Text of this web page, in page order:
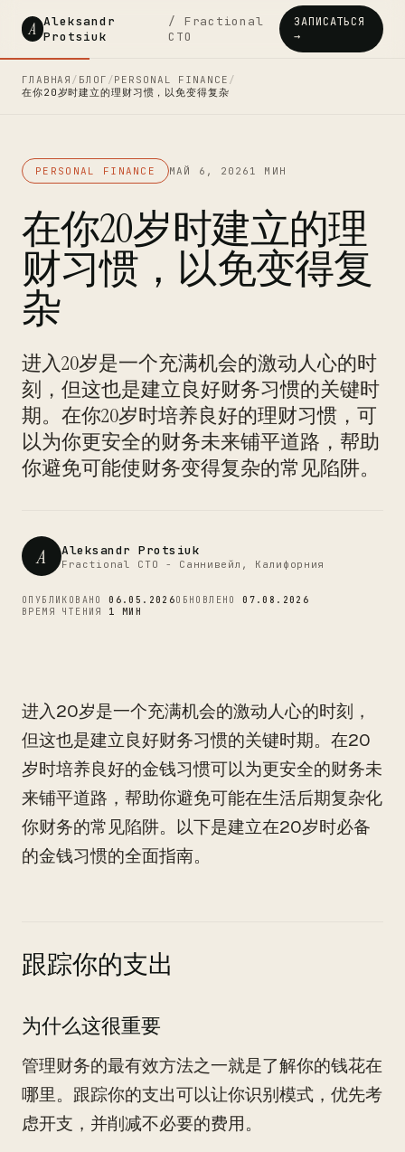
A Aleksandr
Protsiuk
/ Fractional
CTO
ЗАПИСАТЬСЯ
→
ГЛАВНАЯ / БЛОГ /PERSONAL FINANCE /
在你20岁时建立的理财习惯，以免变得复杂
PERSONAL FINANCE МАЙ 6, 2026 1 МИН
在你20岁时建立的理
财习惯，以免变得复
杂
进入20岁是一个充满机会的激动人心的时
刻，但这也是建立良好财务习惯的关键时
期。在你20岁时培养良好的理财习惯，可
以为你更安全的财务未来铺平道路，帮助
你避免可能使财务变得复杂的常见陷阱。
A Aleksandr Protsiuk
Fractional CTO - Саннивейл, Калифорния
ОПУБЛИКОВАНО06.05.2026ОБНОВЛЕНО07.08.2026
ВРЕМЯ ЧТЕНИЯ 1 МИН
进入20岁是一个充满机会的激动人心的时刻，
但这也是建立良好财务习惯的关键时期。在20
岁时培养良好的金钱习惯可以为更安全的财务未
来铺平道路，帮助你避免可能在生活后期复杂化
你财务的常见陷阱。以下是建立在20岁时必备
的金钱习惯的全面指南。
跟踪你的支出
为什么这很重要
管理财务的最有效方法之一就是了解你的钱花在
哪里。跟踪你的支出可以让你识别模式，优先考
虑开支，并削减不必要的费用。